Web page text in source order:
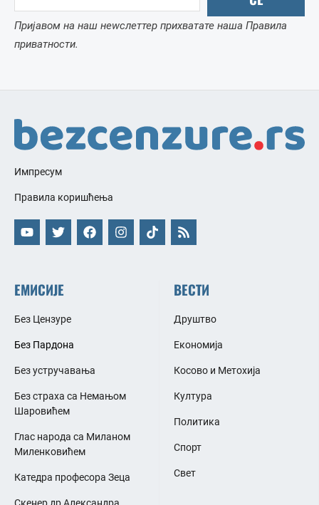
Пријавом на наш неwслеттер прихватате наша Правила
приватности.
Импресум
Правила коришћења
ЕМИСИЈЕ
Без Цензуре
Без Пардона
Без устручавања
Без страха са Немањом
Шаровићем
Глас народа са Миланом
Миленковићем
Катедра професора Зеца
ВЕСТИ
Друштво
Економија
Косово и Метохија
Култура
Политика
Спорт
Свет